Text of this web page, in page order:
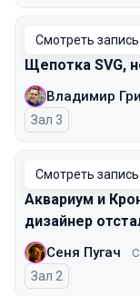
Смотреть запись
Щепотка SVG,
Владимир
Зал 3
Смотреть запись
Аквариум и
дизайнер
Сеня Пугач
Зал 2